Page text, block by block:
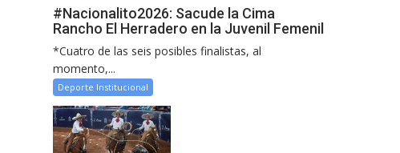
#Nacionalito2026: Sacude la Cima
Rancho El Herradero en la Juvenil Femenil
*Cuatro de las seis posibles finalistas, al
momento,...
Deporte Institucional